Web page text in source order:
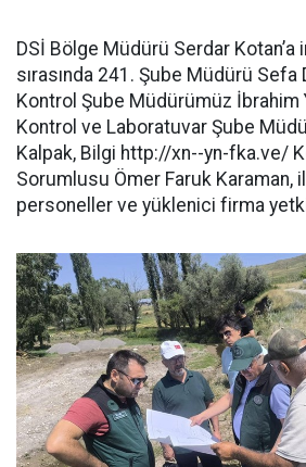
DSİ Bölge Müdürü Serdar
sırasında 241. Şube Müdürü Sefa
Kontrol Şube Müdürümüz İbrahim
Kontrol ve Laboratuvar Şube
Kalpak, Bilgi http://xn--yn-fka.ve/
Sorumlusu Ömer Faruk Karaman,
personeller ve yüklenici firma